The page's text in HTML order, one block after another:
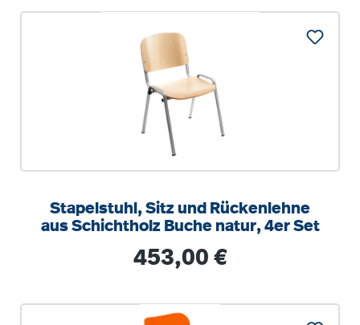
Stapelstuhl, Sitz und Rückenlehne
aus Schichtholz Buche natur, 4er Set
Regulärer Preis:
453,00 €